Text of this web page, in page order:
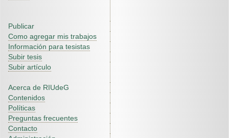
Publicar
Como agregar mis trabajos
Información para tesistas
Subir tesis
Subir artículo
Acerca de RIUdeG
Contenidos
Políticas
Preguntas frecuentes
Contacto